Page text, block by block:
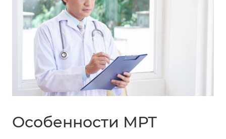
Особенности МРТ